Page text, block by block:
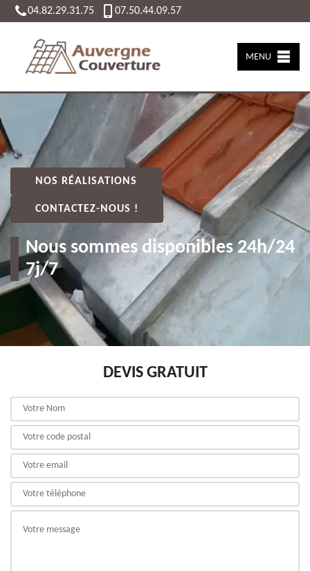
04.82.29.31.75 07.50.44.09.57
MENU
NOS RÉALISATIONS
CONTACTEZ-NOUS !
Nous sommes disponibles 24h/24
7j/7
DEVIS GRATUIT